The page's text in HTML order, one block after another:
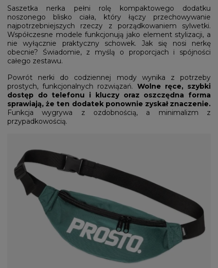
Saszetka nerka pełni rolę kompaktowego dodatku
noszonego blisko ciała, który łączy przechowywanie
najpotrzebniejszych rzeczy z porządkowaniem sylwetki.
Współczesne modele funkcjonują jako element stylizacji, a
nie wyłącznie praktyczny schowek. Jak się nosi nerkę
obecnie? Świadomie, z myślą o proporcjach i spójności
całego zestawu.
Powrót nerki do codziennej mody wynika z potrzeby
prostych, funkcjonalnych rozwiązań. Wolne ręce, szybki
dostęp do telefonu i kluczy oraz oszczędna forma
sprawiają, że ten dodatek ponownie zyskał znaczenie.
Funkcja wygrywa z ozdobnością, a minimalizm z
przypadkowością.